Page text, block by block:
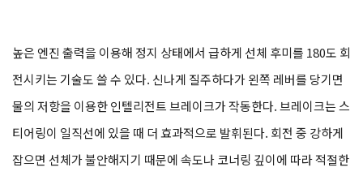
높은 엔진 출력을 이용해 정지 상태에서 급하게 선체 후미를 180도 회
전시키는 기술도 쓸 수 있다. 신나게 질주하다가 왼쪽 레버를 당기면
물의 저항을 이용한 인텔리전트 브레이크가 작동한다. 브레이크는 스
티어링이 일직선에 있을 때 더 효과적으로 발휘된다. 회전 중 강하게
잡으면 선체가 불안해지기 때문에 속도나 코너링 깊이에 따라 적절한